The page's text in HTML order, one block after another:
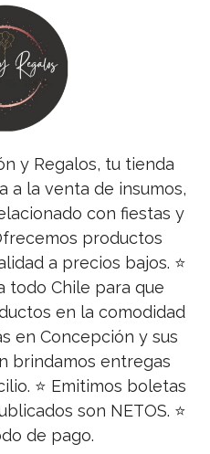
y Regalos, tu tienda
a la venta de insumos,
con fiestas y
productos
a precios bajos. ⭐
todo Chile para que
en la comodidad
en Concepción y sus
brindamos entregas
⭐ Emitimos boletas
son NETOS. ⭐
de pago.